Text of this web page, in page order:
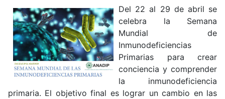
Del 22 al 29 de abril se
celebra la Semana
Mundial de
Inmunodeficiencias
Primarias para crear
conciencia y comprender
la inmunodeficiencia
primaria. El objetivo final es lograr un cambio en las